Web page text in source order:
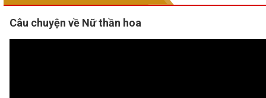
Câu chuyện về Nữ thần hoa